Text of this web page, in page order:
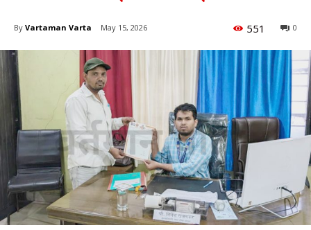
By Vartaman Varta May 15, 2026 0
551